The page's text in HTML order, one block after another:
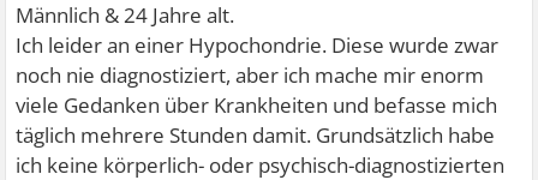
Männlich & 24 Jahre alt.
Ich leider an einer Hypochondrie. Diese wurde zwar
noch nie diagnostiziert, aber ich mache mir enorm
viele Gedanken über Krankheiten und befasse mich
täglich mehrere Stunden damit. Grundsätzlich habe
ich keine körperlich- oder psychisch-diagnostizierten